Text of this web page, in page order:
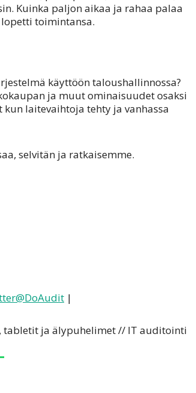
Kuinka paljon aikaa ja rahaa palaa
toimintansa.
käyttöön taloushallinnossa?
ja muut ominaisuudet osaksi
laitevaihtoja tehty ja vanhassa
selvitän ja ratkaisemme.
|
tabletit ja älypuhelimet // IT auditointi